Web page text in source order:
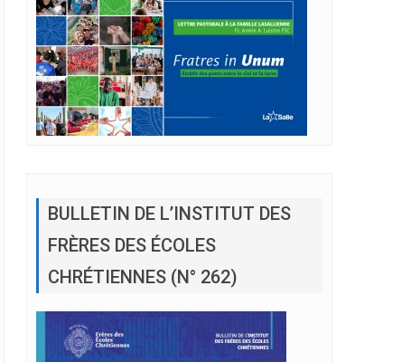
FRÈRES DES ÉCOLES
CHRÉTIENNES (N° 262)